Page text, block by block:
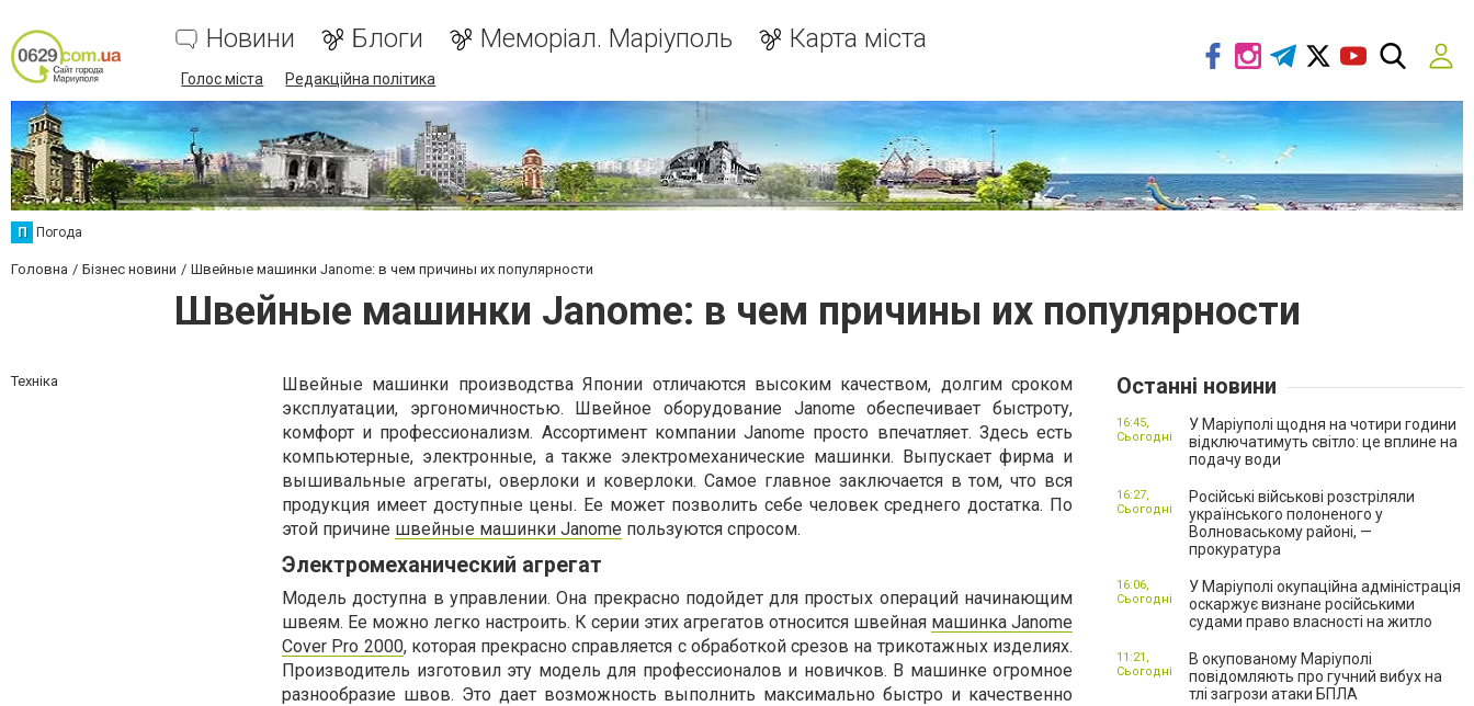
Новини Блоги Меморіал. Маріуполь Карта міста
Голос міста Редакційна політика
П Погода
Головна Бізнес новини Швейные машинки Janome: в чем причины их популярности
Швейные машинки Janome: в чем причины их популярности
Техніка
Швейные машинки производства Японии отличаются высоким качеством, долгим сроком
эксплуатации, эргономичностью. Швейное оборудование Janome обеспечивает быстроту,
комфорт и профессионализм. Ассортимент компании Janome просто впечатляет. Здесь есть
компьютерные, электронные, а также электромеханические машинки. Выпускает фирма и
вышивальные агрегаты, оверлоки и коверлоки. Самое главное заключается в том, что вся
продукция имеет доступные цены. Ее может позволить себе человек среднего достатка. По
этой причине швейные машинки Janome пользуются спросом.
Электромеханический агрегат
Модель доступна в управлении. Она прекрасно подойдет для простых операций начинающим
швеям. Ее можно легко настроить. К серии этих агрегатов относится швейная машинка Janome
Cover Pro 2000, которая прекрасно справляется с обработкой срезов на трикотажных изделиях.
Производитель изготовил эту модель для профессионалов и новичков. В машинке огромное
разнообразие швов. Это дает возможность выполнить максимально быстро и качественно
Останні новини
У Маріуполі щодня на чотири години
відключатимуть світло: це вплине на
подачу води
16:45,
Сьогодні
Російські військові розстріляли
українського полоненого у
Волноваському районі, —
прокуратура
16:27,
Сьогодні
У Маріуполі окупаційна адміністрація
оскаржує визнане російськими
судами право власності на житло
16:06,
Сьогодні
В окупованому Маріуполі
повідомляють про гучний вибух на
тлі загрози атаки БПЛА
11:21,
Сьогодні